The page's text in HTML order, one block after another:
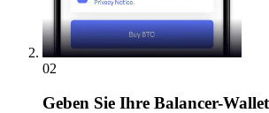
02
Geben Sie Ihre Balancer-